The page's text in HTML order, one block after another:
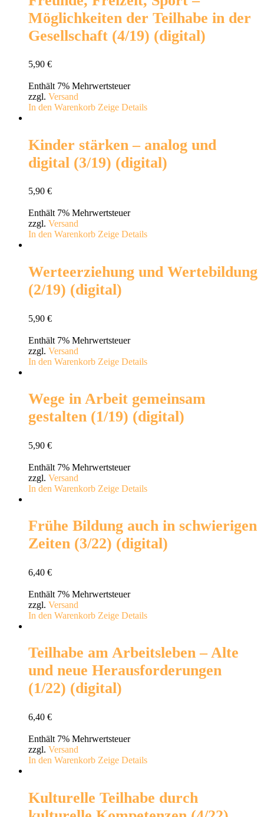
Möglichkeiten der Teilhabe in der
Gesellschaft (4/19) (digital)
5,90 €
Enthält 7% Mehrwertsteuer
zzgl. Versand
In den Warenkorb Zeige Details
Kinder stärken – analog und
digital (3/19) (digital)
5,90 €
Enthält 7% Mehrwertsteuer
zzgl. Versand
In den Warenkorb Zeige Details
Werteerziehung und Wertebildung
(2/19) (digital)
5,90 €
Enthält 7% Mehrwertsteuer
zzgl. Versand
In den Warenkorb Zeige Details
Wege in Arbeit gemeinsam
gestalten (1/19) (digital)
5,90 €
Enthält 7% Mehrwertsteuer
zzgl. Versand
In den Warenkorb Zeige Details
Frühe Bildung auch in schwierigen
Zeiten (3/22) (digital)
6,40 €
Enthält 7% Mehrwertsteuer
zzgl. Versand
In den Warenkorb Zeige Details
Teilhabe am Arbeitsleben – Alte
und neue Herausforderungen
(1/22) (digital)
6,40 €
Enthält 7% Mehrwertsteuer
zzgl. Versand
In den Warenkorb Zeige Details
Kulturelle Teilhabe durch